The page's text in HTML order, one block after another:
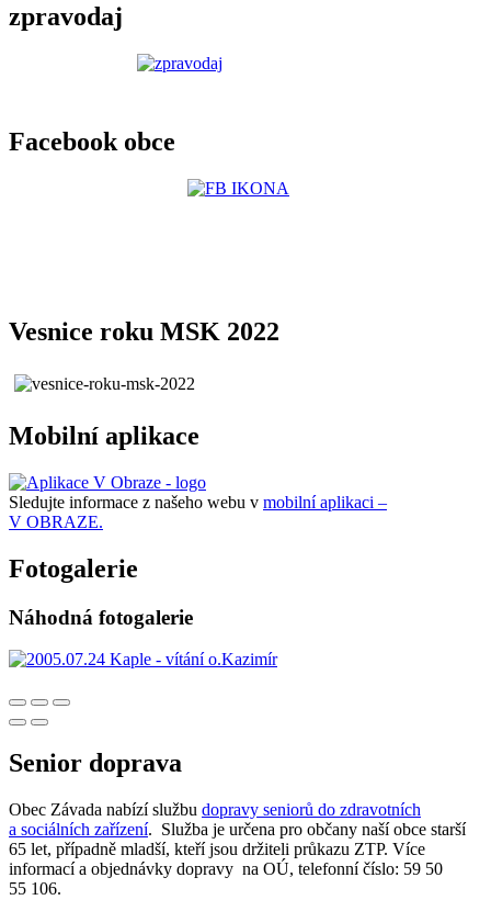
zpravodaj
Facebook obce
Vesnice roku MSK 2022
Mobilní aplikace
Sledujte informace z našeho webu v mobilní aplikaci –
V OBRAZE.
Fotogalerie
Náhodná fotogalerie
Senior doprava
Obec Závada nabízí službu dopravy seniorů do zdravotních
a sociálních zařízení. Služba je určena pro občany naší obce starší
65 let, případně mladší, kteří jsou držiteli průkazu ZTP. Více
informací a objednávky dopravy na OÚ, telefonní číslo: 59 50
55 106.